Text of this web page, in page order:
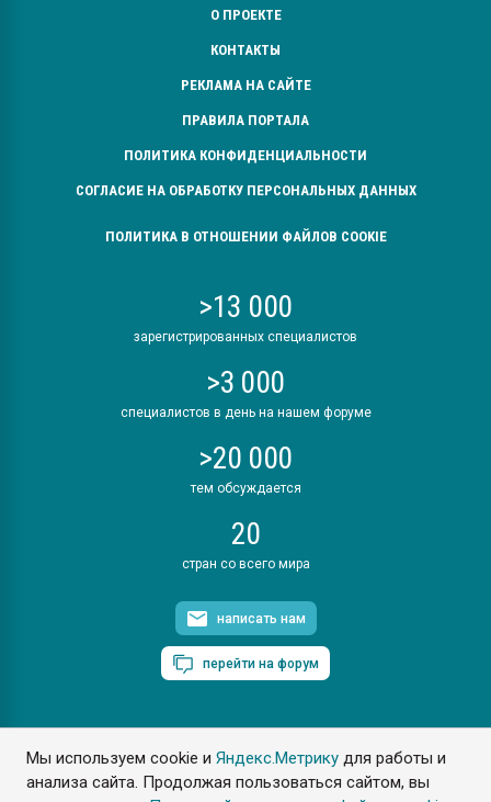
Мы используем cookie иЯндекс.Метрику для работы и
анализа сайта. Продолжая пользоваться сайтом, вы
О ПРОЕКТЕ
КОНТАКТЫ
РЕКЛАМА НА САЙТЕ
ПРАВИЛА ПОРТАЛА
ПОЛИТИКА КОНФИДЕНЦИАЛЬНОСТИ
СОГЛАСИЕ НА ОБРАБОТКУ ПЕРСОНАЛЬНЫХ ДАННЫХ
ПОЛИТИКА В ОТНОШЕНИИ ФАЙЛОВ COOKIE
>13 000
зарегистрированных специалистов
>3 000
специалистов в день на нашем форуме
>20 000
тем обсуждается
20
стран со всего мира
написать нам
перейти на форум
ПластЭксперт © 2006. Все права защищены
Разрешается копирование материалов сайта с обязательной